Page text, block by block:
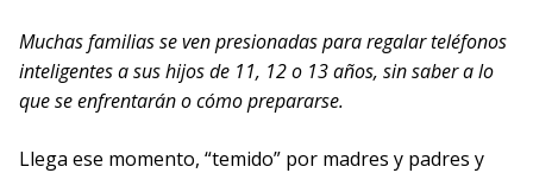
Muchas familias se ven presionadas para regalar teléfonos
inteligentes a sus hijos de 11, 12 o 13 años, sin saber a lo
que se enfrentarán o cómo prepararse.
Llega ese momento, “temido” por madres y padres y